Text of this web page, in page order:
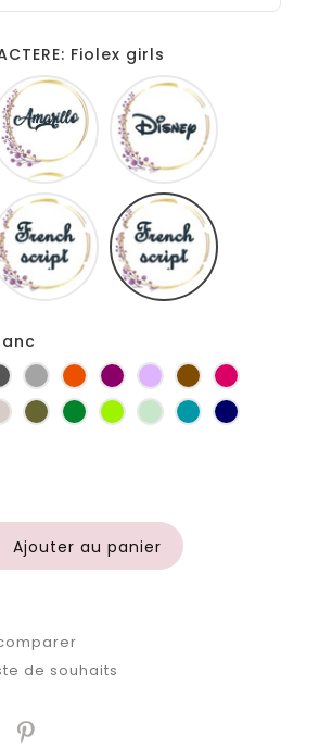
Fiolex girls
Amarillo
French
script
Gris
foncé
Gris
clair
Orange
PruneLilasMarronFuchsia
FicelleKaki Vert
bouteille
Anis Vert
d'eau
Turquoise
Marine
Ajouter au panier
de souhaits